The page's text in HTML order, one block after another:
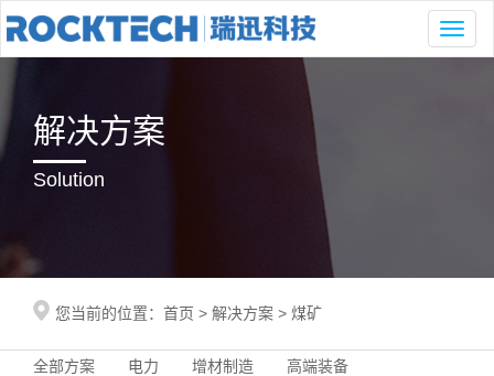
解决方案
Solution
您当前的位置： 首页 > 解决方案 > 煤矿
全部方案 电力 增材制造
高端装备